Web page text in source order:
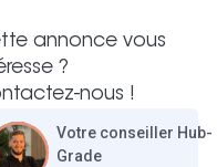
annonce vous
?
nous !
Votre conseiller Hub-
Grade